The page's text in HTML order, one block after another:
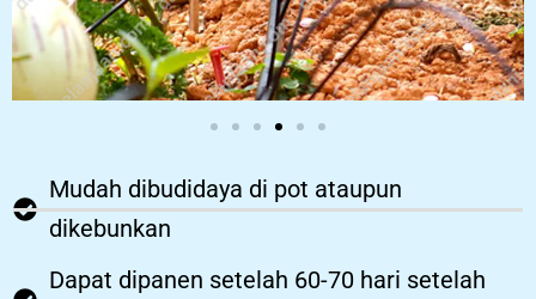
Mudah dibudidaya di pot ataupun
dikebunkan
Dapat dipanen setelah 60-70 hari setelah